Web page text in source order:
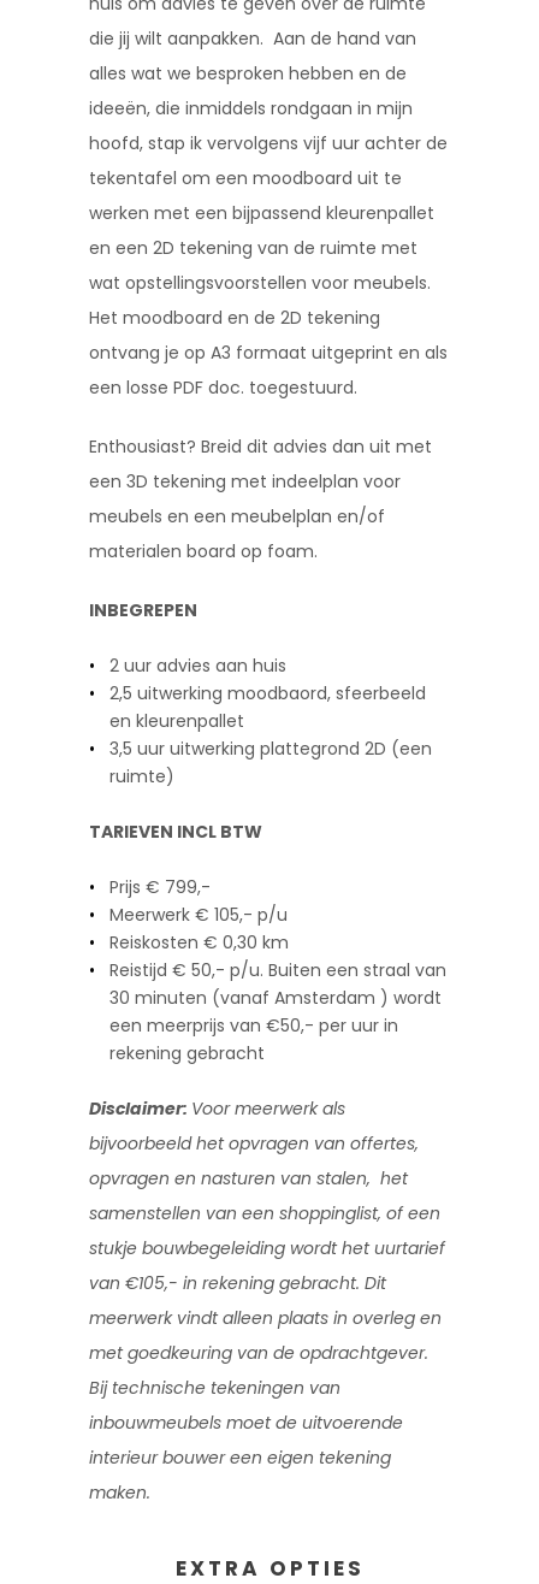
die jij wilt aanpakken. Aan de hand van
alles wat we besproken hebben en de
ideeën, die inmiddels rondgaan in mijn
hoofd, stap ik vervolgens vijf uur achter de
tekentafel om een moodboard uit te
werken met een bijpassend kleurenpallet
en een 2D tekening van de ruimte met
wat opstellingsvoorstellen voor meubels.
Het moodboard en de 2D tekening
ontvang je op A3 formaat uitgeprint en als
een losse PDF doc. toegestuurd.
Enthousiast? Breid dit advies dan uit met
een 3D tekening met indeelplan voor
meubels en een meubelplan en/of
materialen board op foam.
INBEGREPEN
2 uur advies aan huis
2,5 uitwerking moodbaord, sfeerbeeld
en kleurenpallet
3,5 uur uitwerking plattegrond 2D (een
ruimte)
TARIEVEN INCL BTW
Prijs € 799,-
Meerwerk € 105,- p/u
Reiskosten € 0,30 km
Reistijd € 50,- p/u. Buiten een straal van
30 minuten (vanaf Amsterdam ) wordt
een meerprijs van €50,- per uur in
rekening gebracht
Disclaimer: Voor meerwerk als
bijvoorbeeld het opvragen van offertes,
opvragen en nasturen van stalen, het
samenstellen van een shoppinglist, of een
stukje bouwbegeleiding wordt het uurtarief
van €105,- in rekening gebracht. Dit
meerwerk vindt alleen plaats in overleg en
met goedkeuring van de opdrachtgever.
Bij technische tekeningen van
inbouwmeubels moet de uitvoerende
interieur bouwer een eigen tekening
maken.
EXTRA OPTIES